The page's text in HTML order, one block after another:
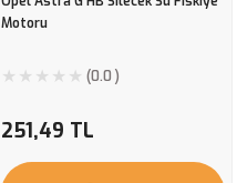
Motoru
(0.0 )
251,49 TL